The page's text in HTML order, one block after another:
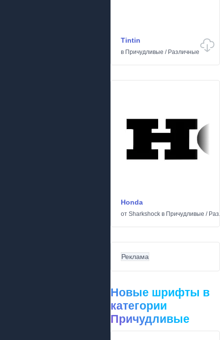
Tintin
в Причудливые / Различные
Honda
от Sharkshock в Причудливые /
Реклама
Новые шрифты в
категории
Причудливые